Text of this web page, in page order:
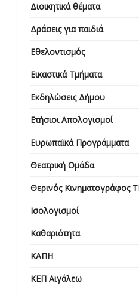
Διοικητικά θέματα
Δράσεις για παιδιά
Εθελοντισμός
Εικαστικά Τμήματα
Εκδηλώσεις Δήμου
Ετήσιοι Απολογισμοί
Ευρωπαϊκά Προγράμματα
Θεατρική Ομάδα
Θερινός Κινηματογράφος
Ισολογισμοί
Καθαριότητα
ΚΑΠΗ
ΚΕΠ Αιγάλεω